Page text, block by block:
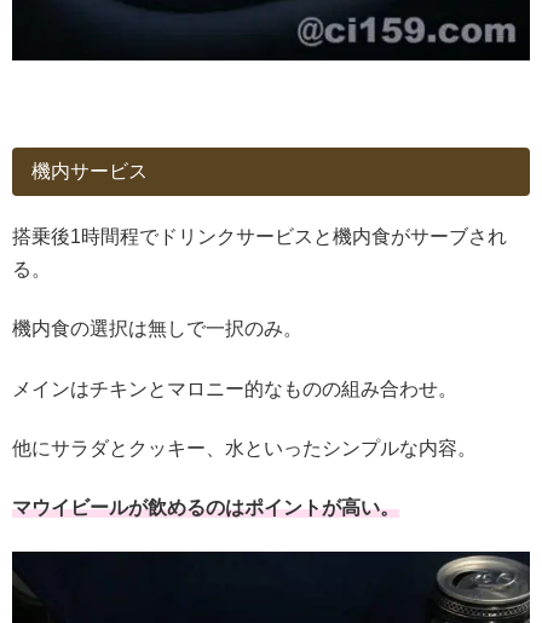
機内サービス
搭乗後1時間程でドリンクサービスと機内食がサーブされ
る。
機内食の選択は無しで一択のみ。
メインはチキンとマロニー的なものの組み合わせ。
他にサラダとクッキー、水といったシンプルな内容。
マウイビールが飲めるのはポイントが高い。